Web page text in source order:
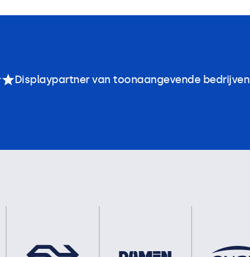
Displaypartner van toonaangevende bedrijven